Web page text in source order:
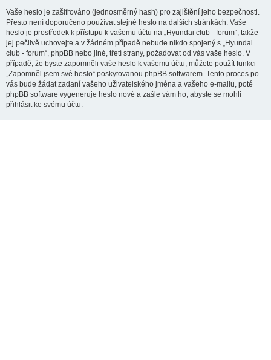
Vaše heslo je zašifrováno (jednosměrný hash) pro zajištění jeho bezpečnosti.
Přesto není doporučeno používat stejné heslo na dalších stránkách. Vaše
heslo je prostředek k přístupu k vašemu účtu na „Hyundai club - forum“, takže
jej pečlivě uchovejte a v žádném případě nebude nikdo spojený s „Hyundai
club - forum“, phpBB nebo jiné, třetí strany, požadovat od vás vaše heslo. V
případě, že byste zapomněli vaše heslo k vašemu účtu, můžete použít funkci
„Zapomněl jsem své heslo“ poskytovanou phpBB softwarem. Tento proces po
vás bude žádat zadaní vašeho uživatelského jména a vašeho e-mailu, poté
phpBB software vygeneruje heslo nové a zašle vám ho, abyste se mohli
přihlásit ke svému účtu.